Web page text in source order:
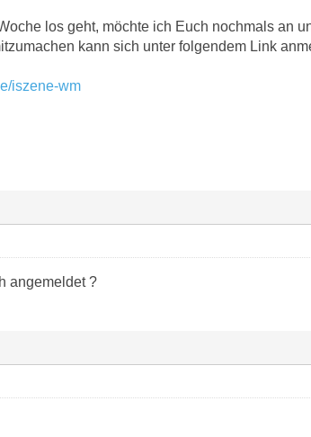
los geht, möchte ich Euch nochmals an
kann sich unter folgendem Link
iszene-wm
angemeldet ?